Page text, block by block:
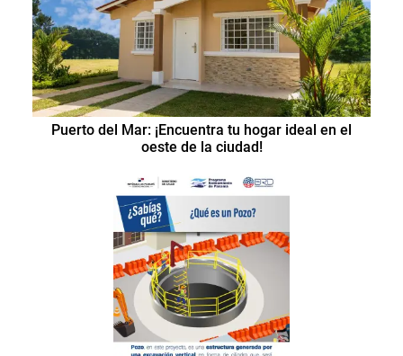
Puerto del Mar: ¡Encuentra tu hogar ideal en el
oeste de la ciudad!